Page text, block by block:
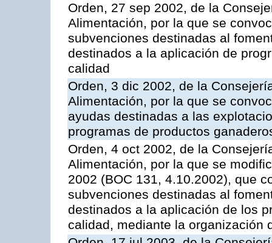
Orden, 27 sep 2002, de la
Alimentación, por la que se
subvenciones destinadas al
destinados a la aplicación de
calidad
Orden, 3 dic 2002, de la
Alimentación, por la que se
ayudas destinadas a las
programas de productos
Orden, 4 oct 2002, de la
Alimentación, por la que se
2002 (BOC 131, 4.10.2002), que
subvenciones destinadas al
destinados a la aplicación de los
calidad, mediante la organización